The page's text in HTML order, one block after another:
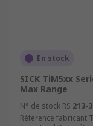
En stock
SICK TiM5xx
Max Range
N° de stock RS 213-
Référence fabricant